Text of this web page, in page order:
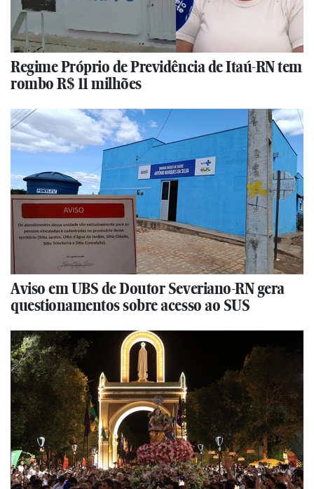
Regime Próprio de Previdência de Itaú-RN tem
rombo R$ 11 milhões
Aviso em UBS de Doutor Severiano-RN gera
questionamentos sobre acesso ao SUS